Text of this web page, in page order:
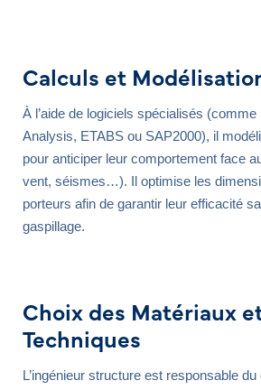
Calculs et
À l’aide de logiciels spécialisés
Analysis, ETABS ou SAP2000), il
pour anticiper leur comportement face
vent, séismes…). Il optimise les
porteurs afin de garantir leur efficacité
gaspillage.
Choix des Matériaux
Techniques
L’ingénieur structure est responsable